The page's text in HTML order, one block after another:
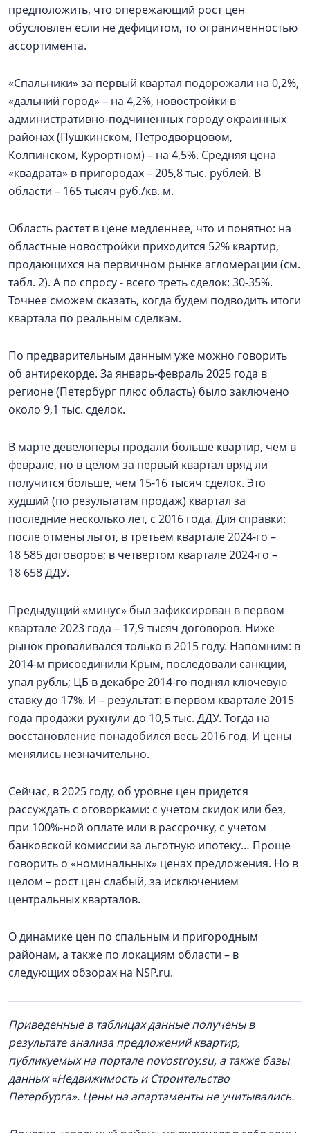
предположить, что опережающий рост цен
обусловлен если не дефицитом, то ограниченностью
ассортимента.
«Спальники» за первый квартал подорожали на 0,2%,
«дальний город» – на 4,2%, новостройки в
административно-подчиненных городу окраинных
районах (Пушкинском, Петродворцовом,
Колпинском, Курортном) – на 4,5%. Средняя цена
«квадрата» в пригородах – 205,8 тыс. рублей. В
области – 165 тысяч руб./кв. м.
Область растет в цене медленнее, что и понятно: на
областные новостройки приходится 52% квартир,
продающихся на первичном рынке агломерации (см.
табл. 2). А по спросу - всего треть сделок: 30-35%.
Точнее сможем сказать, когда будем подводить итоги
квартала по реальным сделкам.
По предварительным данным уже можно говорить
об антирекорде. За январь-февраль 2025 года в
регионе (Петербург плюс область) было заключено
около 9,1 тыс. сделок.
В марте девелоперы продали больше квартир, чем в
феврале, но в целом за первый квартал вряд ли
получится больше, чем 15-16 тысяч сделок. Это
худший (по результатам продаж) квартал за
последние несколько лет, с 2016 года. Для справки:
после отмены льгот, в третьем квартале 2024-го –
18 585 договоров; в четвертом квартале 2024-го –
18 658 ДДУ.
Предыдущий «минус» был зафиксирован в первом
квартале 2023 года – 17,9 тысяч договоров. Ниже
рынок проваливался только в 2015 году. Напомним: в
2014-м присоединили Крым, последовали санкции,
упал рубль; ЦБ в декабре 2014-го поднял ключевую
ставку до 17%. И – результат: в первом квартале 2015
года продажи рухнули до 10,5 тыс. ДДУ. Тогда на
восстановление понадобился весь 2016 год. И цены
менялись незначительно.
Сейчас, в 2025 году, об уровне цен придется
рассуждать с оговорками: с учетом скидок или без,
при 100%-ной оплате или в рассрочку, с учетом
банковской комиссии за льготную ипотеку… Проще
говорить о «номинальных» ценах предложения. Но в
целом – рост цен слабый, за исключением
центральных кварталов.
О динамике цен по спальным и пригородным
районам, а также по локациям области – в
следующих обзорах на NSP.ru.
Приведенные в таблицах данные получены в
результате анализа предложений квартир,
публикуемых на портале novostroy.su, а также базы
данных «Недвижимость и Строительство
Петербурга». Цены на апартаменты не учитывались.